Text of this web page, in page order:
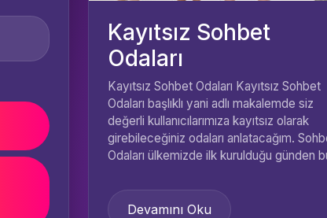
Kayıtsız Sohbet
Odaları
Kayıtsız Sohbet Odaları Kayıtsız Sohbet
Odaları başlıklı yani adlı makalemde siz
değerli kullanıcılarımıza kayıtsız olarak
girebileceğiniz odaları anlatacağım.
Odaları ülkemizde ilk kurulduğu günden
Devamını Oku